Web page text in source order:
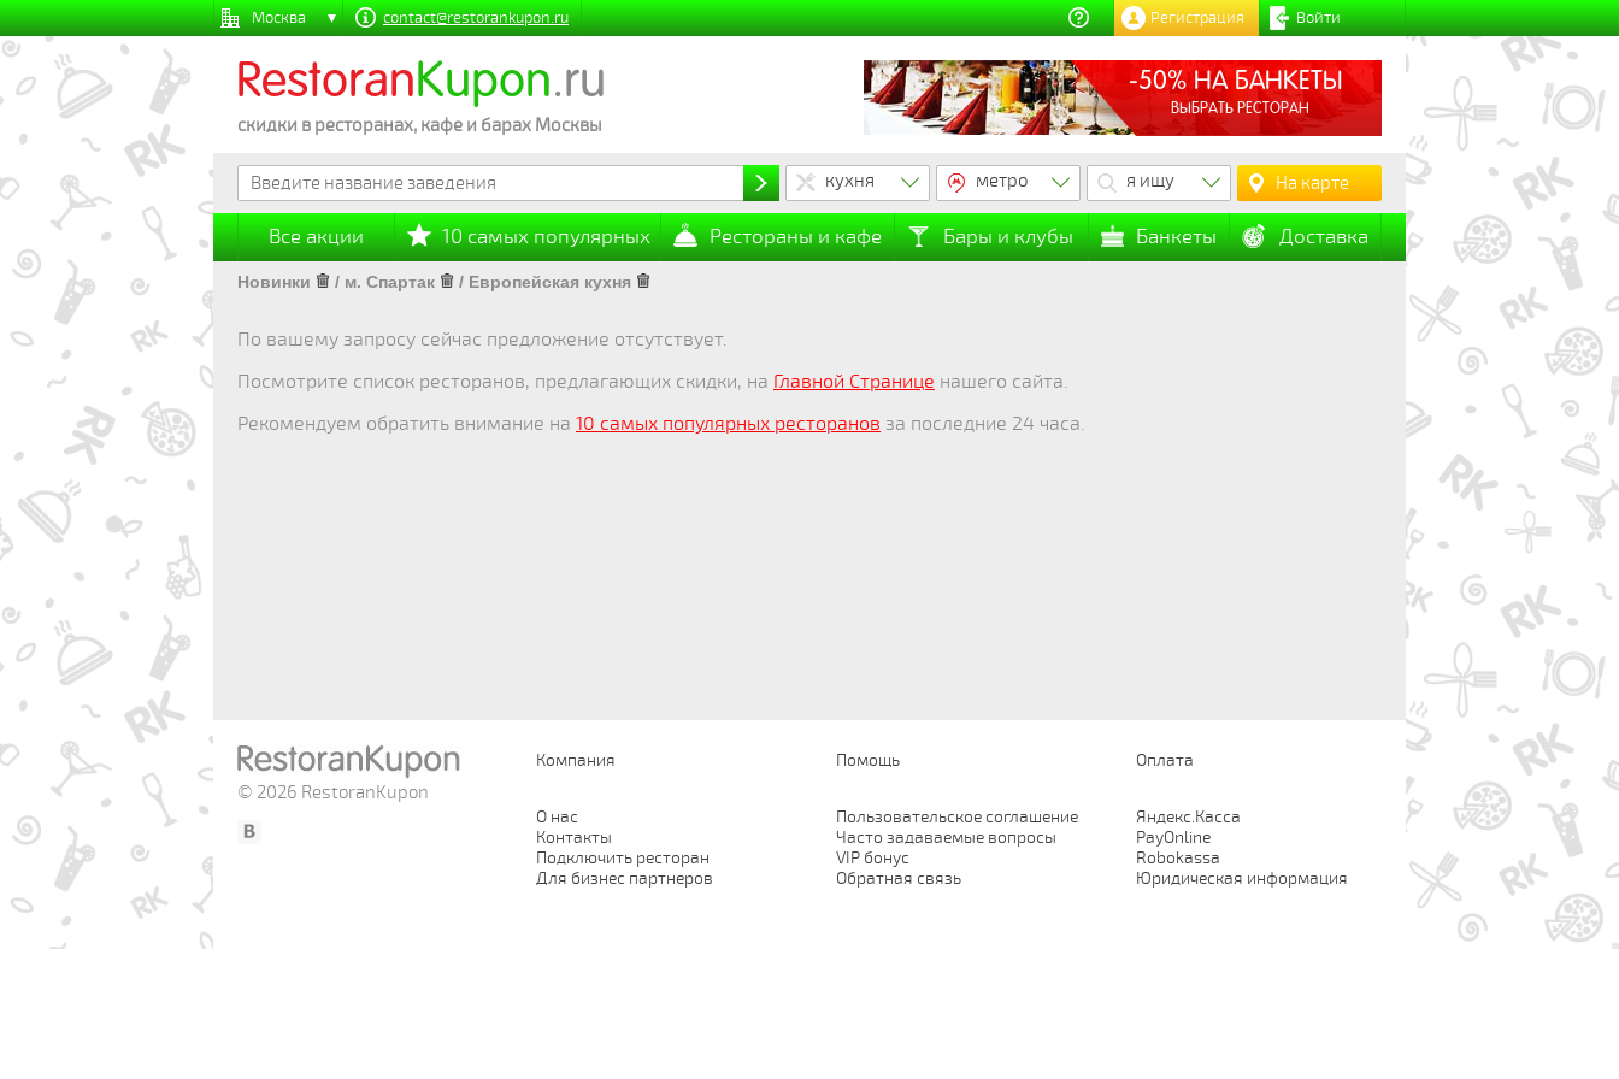
Москва contact@restorankupon.ru Войти
Регистрация
RestoranKupon.ru
скидки в ресторанах, кафе и барах Москвы
-50% НА БАНКЕТЫ
ВЫБРАТЬ РЕСТОРАН
кухня метро я ищу На карте
Все акции 10 самых популярных Рестораны и кафе Бары и клубы Банкеты Доставка
Новинки / м. Спартак / Европейская кухня
По вашему запросу сейчас предложение отсутствует.
Посмотрите список ресторанов, предлагающих скидки, на Главной Странице нашего сайта.
Рекомендуем обратить внимание на 10 самых популярных ресторанов за последние 24 часа.
© 2026 RestoranKupon
Компания
О нас
Контакты
Подключить ресторан
Для бизнес партнеров
Помощь
Пользовательское соглашение
Часто задаваемые вопросы
VIP бонус
Обратная связь
Оплата
Яндекс.Касса
PayOnline
Robokassa
Юридическая информация